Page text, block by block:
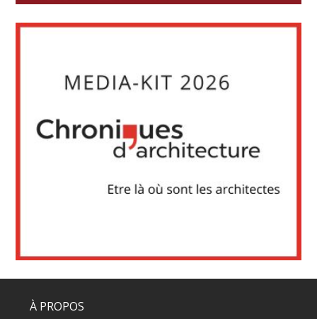
À PROPOS